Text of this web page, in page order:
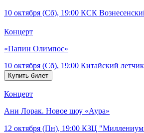
10 октября (Сб), 19:00 КСК
Концерт
«Папин Олимпос»
10 октября (Сб), 19:00 Китайский
Концерт
Ани Лорак. Новое шоу «Аура»
12 октября (Пн), 19:00 КЗЦ